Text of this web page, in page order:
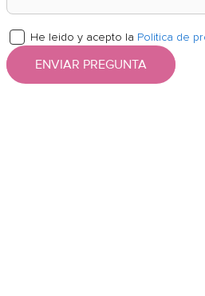
He leido y acepto la Politica de
ENVIAR PREGUNTA